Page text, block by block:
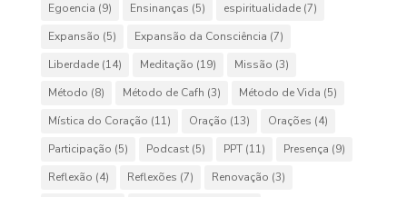
Egoencia (9) Ensinanças (5) espiritualidade(7)
Expansão (5) Expansão da Consciência (7)
Liberdade(14) Meditação (19) Missão (3)
Método (8) Método de Cafh (3) Método de Vida (5)
Mística do Coração (11) Oração (13) Orações (4)
Participação (5) Podcast(5) PPT(11) Presença (9)
Reflexão (4) Reflexões (7) Renovação (3)